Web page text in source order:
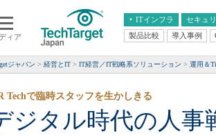
ィア
ITインフラ
ウド
ートモバイル
ットワーク
セキュ
エンタープライズAI
ERP
CX
情報系システム
製品比較 導入事例
ジャパン 経営とIT IT経営／IT戦略系ソリューション 運用＆
ジタル時代の人事
Techで臨時スタッフを生かしきる